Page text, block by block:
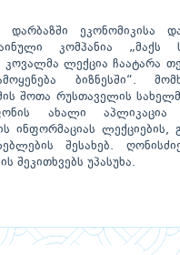
ეკონომიკისა
კომპანია „მაქს
კოვალმა ლექცია ჩაატარა
ბიზნესში“.
შოთა რუსთაველის
ახალი აპლიკაცია
ინფორმაციას ლექციების,
შესახებ.
შეკითხვებს უპასუხა.